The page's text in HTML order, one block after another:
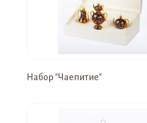
Набор "Чаепитие"